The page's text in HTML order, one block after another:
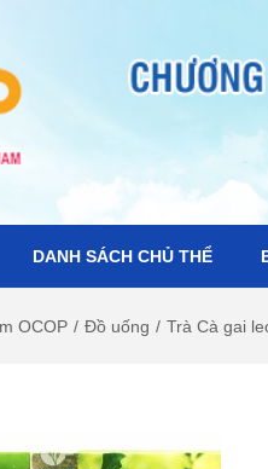
DANH SÁCH CHỦ THỂ
OCOP / Đồ uống / Trà Cà gai